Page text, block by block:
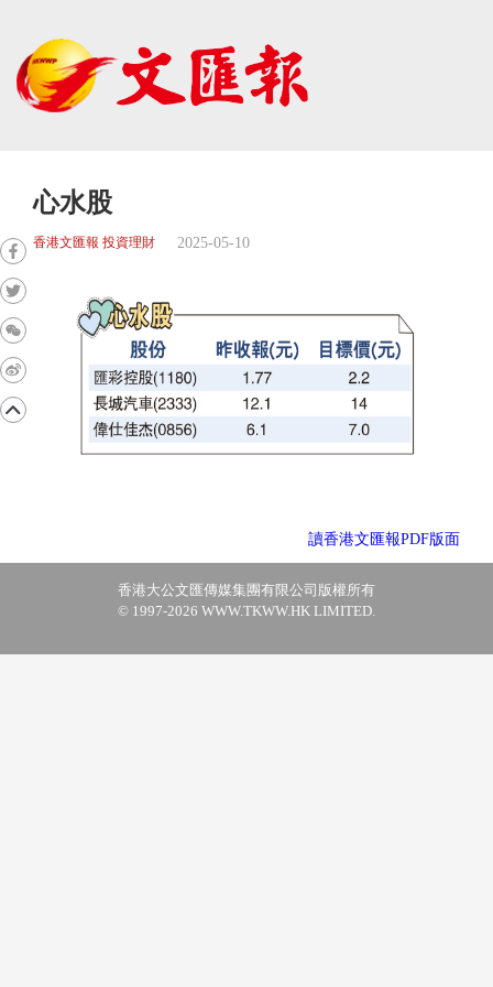
心水股
香港文匯報 投資理財 2025-05-10
讀香港文匯報PDF版面
香港大公文匯傳媒集團有限公司版權所有
© 1997-2026 WWW.TKWW.HK LIMITED.